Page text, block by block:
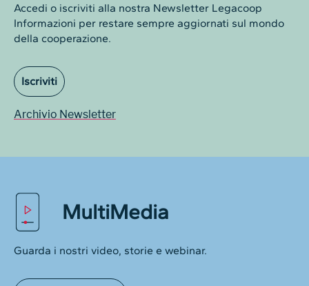
Accedi o iscriviti alla nostra Newsletter Legacoop
Informazioni per restare sempre aggiornati sul mondo
della cooperazione.
Iscriviti
Archivio Newsletter
MultiMedia
Guarda i nostri video, storie e webinar.